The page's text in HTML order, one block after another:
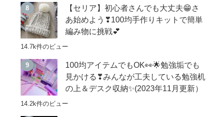
【セリア】初心者さんでも大丈夫😁さ
あ始めよう❣100均手作りキットで簡単
編み物に挑戦💕
14.7k件のビュー
100均アイテムでもOK👀🌟勉強垢でも
見かける❣みんなが工夫している勉強机
の上＆デスク収納✨(2023年11月更新）
14.2k件のビュー